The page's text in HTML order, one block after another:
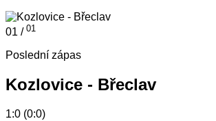
01 / 01
Poslední zápas
Kozlovice - Břeclav
1:0 (0:0)